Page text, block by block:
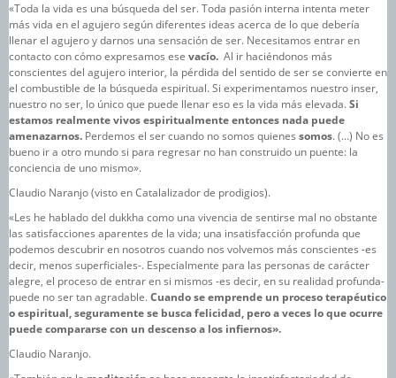
«Toda la vida es una búsqueda del ser. Toda pasión interna intenta meter
más vida en el agujero según diferentes ideas acerca de lo que debería
llenar el agujero y darnos una sensación de ser. Necesitamos entrar en
contacto con cómo expresamos ese vacío. Al ir haciéndonos más
conscientes del agujero interior, la pérdida del sentido de ser se convierte en
el combustible de la búsqueda espiritual. Si experimentamos nuestro inser,
nuestro no ser, lo único que puede llenar eso es la vida más elevada.Si
estamos realmente vivos espiritualmente entonces nada puede
amenazarnos. Perdemos el ser cuando no somos quienes somos. (…) No es
bueno ir a otro mundo si para regresar no han construido un puente: la
conciencia de uno mismo».
Claudio Naranjo (visto en Catalalizador de prodigios).
«Les he hablado del dukkha como una vivencia de sentirse mal no obstante
las satisfacciones aparentes de la vida; una insatisfacción profunda que
podemos descubrir en nosotros cuando nos volvemos más conscientes -es
decir, menos superficiales-. Especialmente para las personas de carácter
alegre, el proceso de entrar en si mismos -es decir, en su realidad profunda-
puede no ser tan agradable.Cuando se emprende un proceso terapéutico
o espiritual, seguramente se busca felicidad, pero a veces lo que ocurre
puede compararse con un descenso a los infiernos».
Claudio Naranjo.